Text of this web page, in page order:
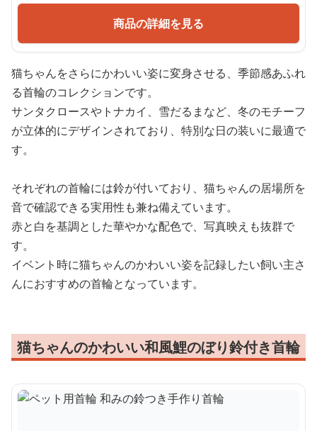
商品の詳細を見る
猫ちゃんをさらにかわいい姿に変身させる、季節感あふれ
る首輪のコレクションです。
サンタクロースやトナカイ、雪だるまなど、冬のモチーフ
が立体的にデザインされており、特別な日の装いに最適で
す。
それぞれの首輪には鈴が付いており、猫ちゃんの居場所を
音で確認できる実用性も兼ね備えています。
赤と白を基調とした華やかな配色で、写真映えも抜群で
す。
イベント時に猫ちゃんのかわいい姿を記録したい飼い主さ
んにおすすめの首輪となっています。
猫ちゃんのかわいい和風鯉のぼり鈴付き首輪